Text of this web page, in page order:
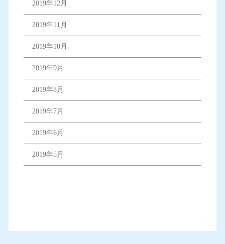
2019年12月
2019年11月
2019年10月
2019年9月
2019年8月
2019年7月
2019年6月
2019年5月